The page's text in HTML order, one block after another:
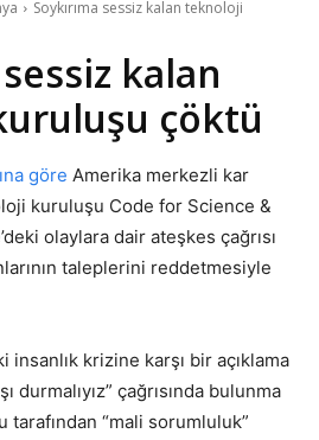
Soykırıma sessiz kalan teknoloji
kalan
çöktü
göre Amerika merkezli kar
kuruluşu Code for Science &
olaylara dair ateşkes çağrısı
taleplerini reddetmesiyle
insanlık krizine karşı bir açıklama
durmalıyız” çağrısında bulunma
“mali sorumluluk”